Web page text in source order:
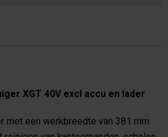
XGT 40V excl accu en lader
met een werkbreedte van 381 mm